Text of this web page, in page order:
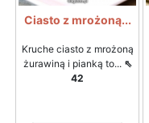
Ciasto z mrożoną...
Kruche ciasto z mrożoną
żurawiną i pianką to... ⇖
42